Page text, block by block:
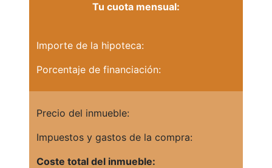
Tu cuota mensual:
Importe de la hipoteca:
Porcentaje de financiación:
Precio del inmueble:
Impuestos y gastos de la compra:
Coste total del inmueble: